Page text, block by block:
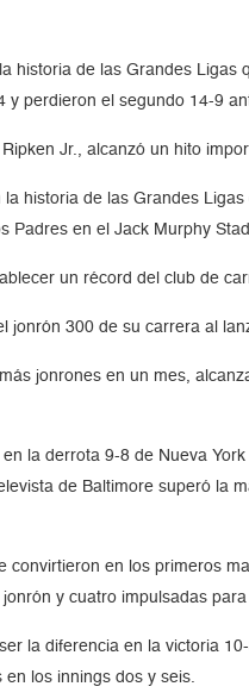
historia de las Grandes
perdieron el segundo 14-9
Jr., alcanzó un hito
historia de las Grandes
Padres en el Jack Murphy
un récord del club de
300 de su carrera al
jonrones en un mes,
la derrota 9-8 de Nueva
de Baltimore superó la
convirtieron en los primeros
y cuatro impulsadas
la diferencia en la victoria
los innings dos y seis.